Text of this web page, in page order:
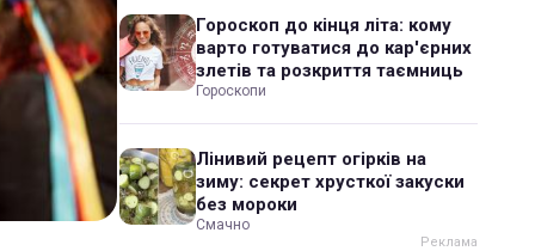
Гороскоп до кінця літа: кому
варто готуватися до кар'єрних
злетів та розкриття таємниць
Гороскопи
Лінивий рецепт огірків на
зиму: секрет хрусткої закуски
без мороки
Смачно